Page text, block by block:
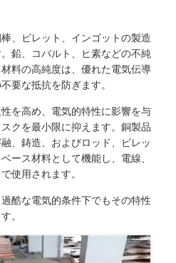
、ビレット、インゴットの製造
鉛、コバルト、ヒ素などの不純
料の高純度は、優れた電気伝導
要な抵抗を防ぎます。
を高め、電気的特性に影響を与
クを最小限に抑えます。銅製品
、鋳造、およびロッド、ビレッ
ース材料として機能し、電線、
使用されます。
酷な電気的条件下でもその特性
。